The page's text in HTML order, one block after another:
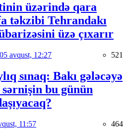
üzərində qara
təkzibi Tehrandakı
üzə çıxarır
05 avqust, 12:27 521
sınaq: Bakı gələcəyə
sərnişin bu günün
11:57 464